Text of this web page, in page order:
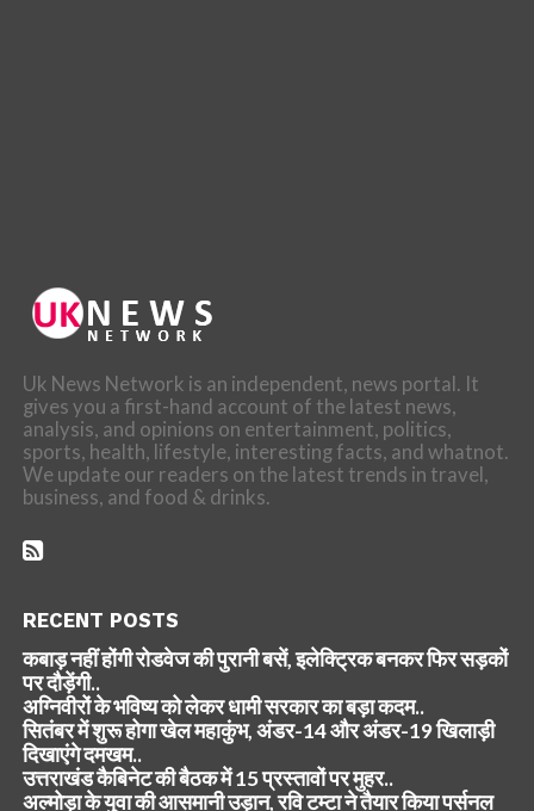
Uk News Network is an independent, news portal. It
gives you a first-hand account of the latest news,
analysis, and opinions on entertainment, politics,
sports, health, lifestyle, interesting facts, and whatnot.
We update our readers on the latest trends in travel,
business, and food & drinks.
RECENT POSTS
कबाड़ नहीं होंगी रोडवेज की पुरानी बसें, इलेक्ट्रिक बनकर फिर सड़कों
पर दौड़ेंगी..
अग्निवीरों के भविष्य को लेकर धामी सरकार का बड़ा कदम..
सितंबर में शुरू होगा खेल महाकुंभ, अंडर-14 और अंडर-19 खिलाड़ी
दिखाएंगे दमखम..
उत्तराखंड कैबिनेट की बैठक में 15 प्रस्तावों पर मुहर..
अल्मोड़ा के युवा की आसमानी उड़ान, रवि टम्टा ने तैयार किया पर्सनल